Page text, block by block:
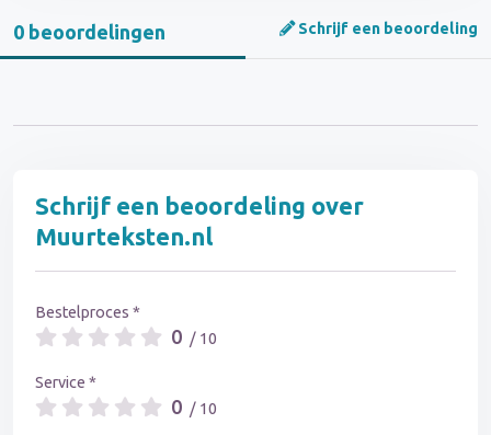
0 beoordelingen Schrijf een beoordeling
Schrijf een beoordeling over
Muurteksten.nl
Bestelproces *
0 / 10
Service *
0 / 10